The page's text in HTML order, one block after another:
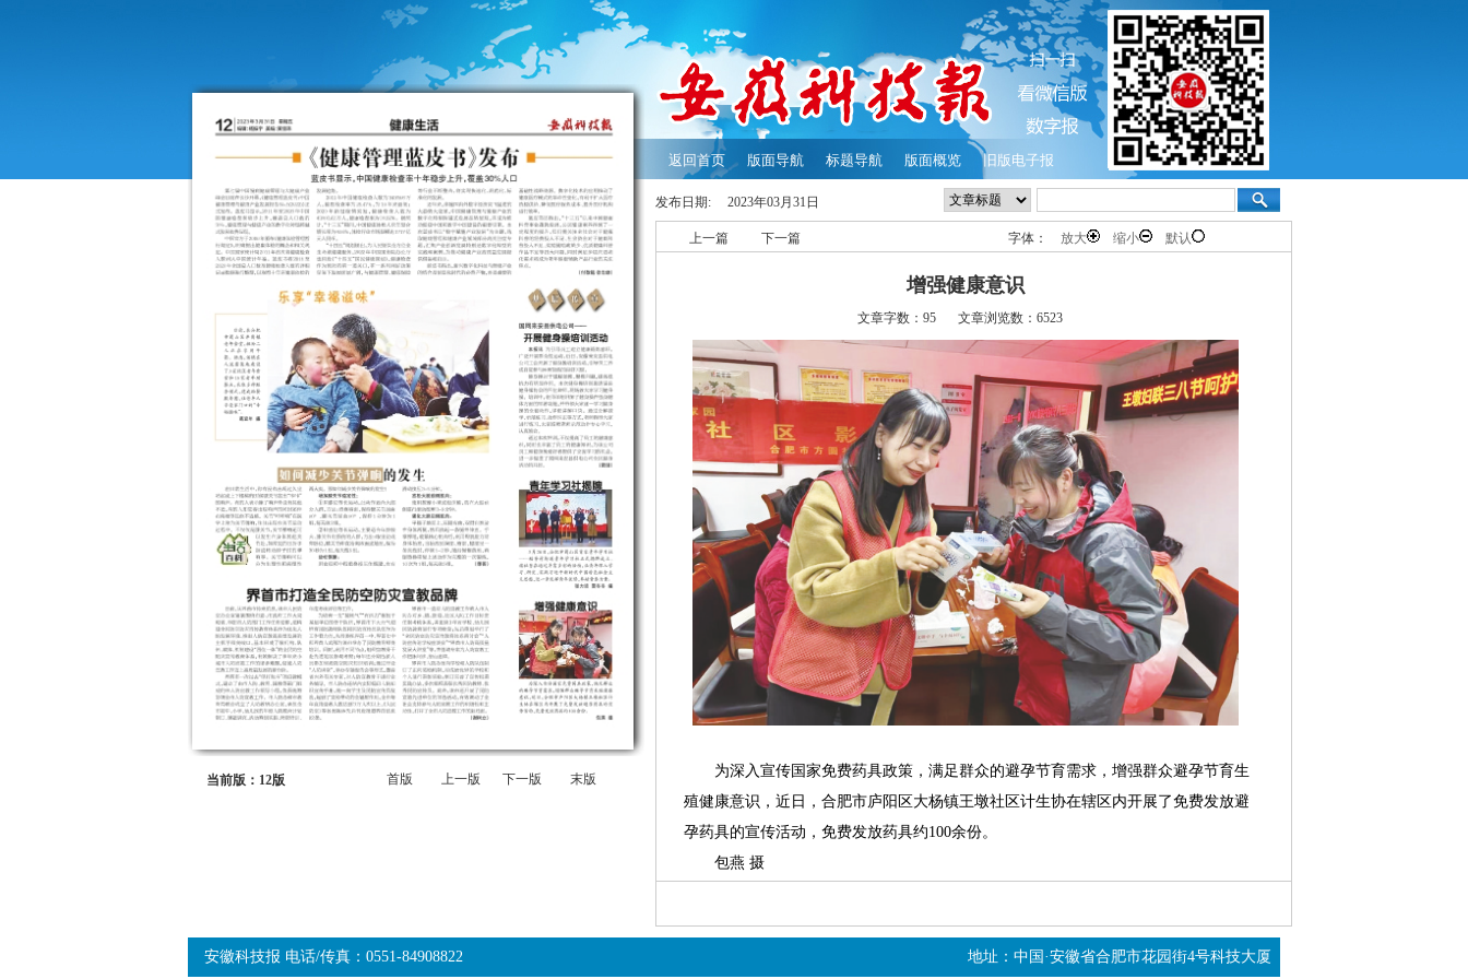
返回首页 版面导航 标题导航 版面概览 旧版电子报
当前版：12版 首版 上一版 下一版 末版
发布日期: 2023年03月31日
上一篇 下一篇 字体： 放大 缩小 默认
增强健康意识
文章字数：95 文章浏览数：6523
为深入宣传国家免费药具政策，满足群众的避孕节育需求，增强群众避孕节育生
殖健康意识，近日，合肥市庐阳区大杨镇王墩社区计生协在辖区内开展了免费发放避
孕药具的宣传活动，免费发放药具约100余份。
包燕 摄
安徽科技报 电话/传真：0551-84908822 地址：中国·安徽省合肥市花园街4号科技大厦